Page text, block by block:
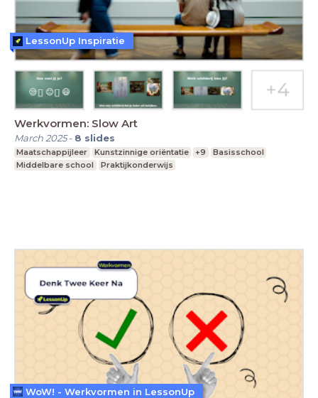
Werkvormen: Slow Art
March 2025- 8 slides
Maatschappijleer Kunstzinnige oriëntatie +9
Basisschool
Middelbare school
Praktijkonderwijs
LessonUp Inspiratie
WoW! - Werkvormen in LessonUp